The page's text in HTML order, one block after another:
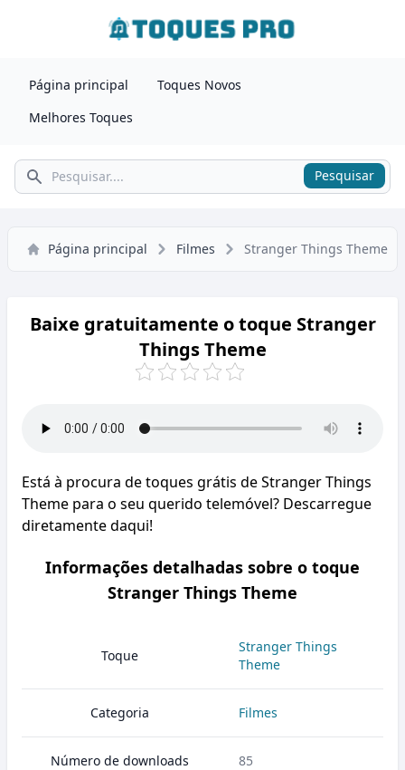
Página principal
Toques Novos
Melhores Toques
Pesquisar Pesquisar
Página principal Filmes Stranger Things Theme
Baixe gratuitamente o toque Stranger
Things Theme
Está à procura de toques grátis de Stranger Things
Theme para o seu querido telemóvel? Descarregue
diretamente daqui!
Informações detalhadas sobre o toque
Stranger Things Theme
Toque
Stranger Things
Theme
Categoria Filmes
Número de downloads 85